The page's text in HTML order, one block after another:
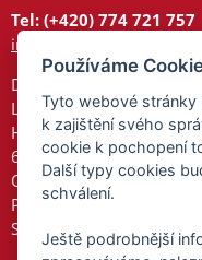
Tel: (+420) 774 721 757
info@tajnedarky.cz
Dárkové centrum
Legionářů 2
Hodonín
695 01
Otevřeno:
Po-Pá 9-17
So 9-11:30
Používáme
Tyto webové stránky
k zajištění svého
cookie k pochopení
Další typy cookies
schválení.
Ještě podrobnější